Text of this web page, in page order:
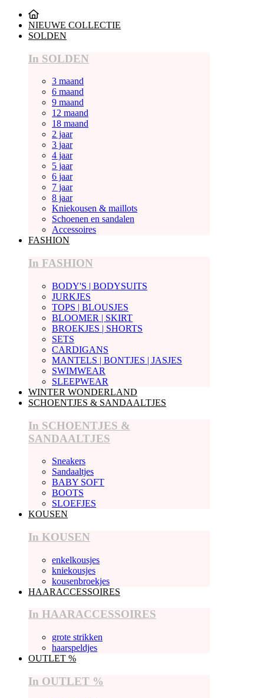
NIEUWE COLLECTIE
SOLDEN
In SOLDEN
3 maand
6 maand
9 maand
12 maand
18 maand
2 jaar
3 jaar
4 jaar
5 jaar
6 jaar
7 jaar
8 jaar
Kniekousen & maillots
Schoenen en sandalen
Accessoires
FASHION
In FASHION
BODY'S | BODYSUITS
JURKJES
TOPS | BLOUSJES
BLOOMER | SKIRT
BROEKJES | SHORTS
SETS
CARDIGANS
MANTELS | BONTJES | JASJES
SWIMWEAR
SLEEPWEAR
WINTER WONDERLAND
SCHOENTJES & SANDAALTJES
In SCHOENTJES &
SANDAALTJES
Sneakers
Sandaaltjes
BABY SOFT
BOOTS
SLOEFJES
KOUSEN
In KOUSEN
enkelkousjes
kniekousjes
kousenbroekjes
HAARACCESSOIRES
In HAARACCESSOIRES
grote strikken
haarspeldjes
OUTLET %
In OUTLET %